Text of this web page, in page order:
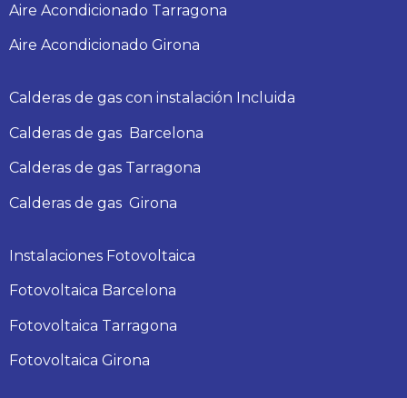
Aire Acondicionado Tarragona
Aire Acondicionado Girona
Calderas de gas con instalación Incluida
Calderas de gas Barcelona
Calderas de gas Tarragona
Calderas de gas Girona
Instalaciones Fotovoltaica
Fotovoltaica Barcelona
Fotovoltaica Tarragona
Fotovoltaica Girona